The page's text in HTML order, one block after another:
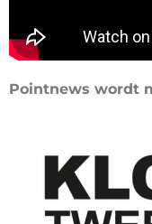
Pointnews wordt